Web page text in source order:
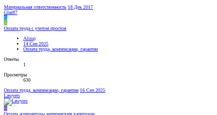
Материальная ответственность 18 Дек 2017
Glaz87
G
A
Оплата труда с учетом простоя
Alina)
14 Сен 2025
Оплата труда, компенсации, гарантии
Ответы
1
Просмотры
630
Оплата труда, компенсации, гарантии 16 Сен 2025
Lawyers
Н
Оплата аспирантуры материнским капиталом